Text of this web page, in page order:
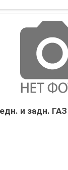
и задн. ГАЗ